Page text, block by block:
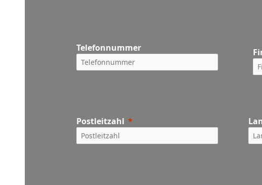
Telefonnummer
Postleitzahl